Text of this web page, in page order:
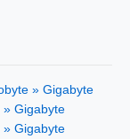
» Gigabyte
» Gigabyte
» Gigabyte